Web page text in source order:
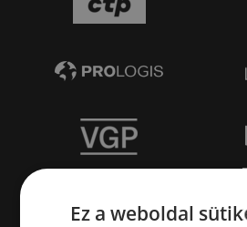
Ez a weboldal